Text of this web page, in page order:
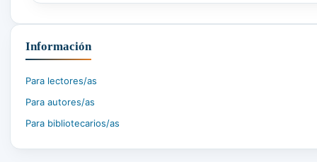
Información
Para lectores/as
Para autores/as
Para bibliotecarios/as